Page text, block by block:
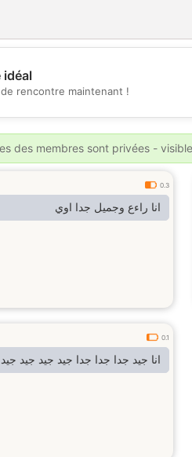
💕
rencontre maintenant !
des membres sont privées -
0.3
انا راءع وجميل جدا اوي
0.1
انا جيد جدا جدا جدا جيد جيد جيد جيد